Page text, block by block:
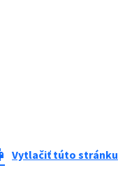
Vytlačiť túto stránku